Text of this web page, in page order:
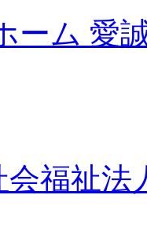
ーム 愛
会福祉法